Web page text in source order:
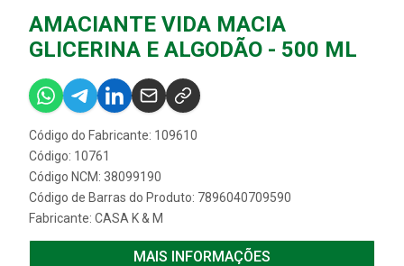
AMACIANTE VIDA MACIA
GLICERINA E ALGODÃO - 500 ML
Código do Fabricante: 109610
Código: 10761
Código NCM: 38099190
Código de Barras do Produto: 7896040709590
Fabricante: CASA K & M
MAIS INFORMAÇÕES